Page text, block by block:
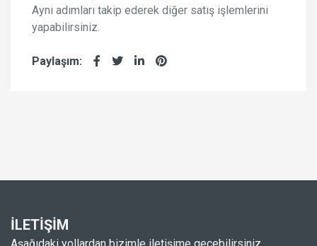
Aynı adımları takip ederek diğer satış işlemlerini
yapabilirsiniz.
Paylaşım:
İLETİŞİM
Aşağıdaki yollardan bizimle iletişime geçebilirsiniz.